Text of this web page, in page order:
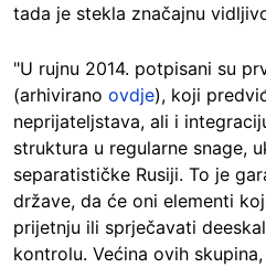
tada je stekla značajnu
"U rujnu 2014. potpisani su
(arhivirano ovdje), koji
neprijateljstava, ali i
struktura u regularne snage,
separatističke Rusiji. To je
države, da će oni elementi
prijetnju ili sprječavati
kontrolu. Većina ovih